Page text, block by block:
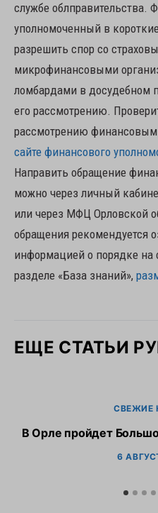
службе облправительства.
уполномоченный в
разрешить спор со
микрофинансовыми
ломбардами в досудебном
его рассмотрению.
рассмотрению
сайте финансового
Направить обращение
можно через личный
или через МФЦ Орловской
обращения рекомендуется
информацией о порядке на
разделе «База знаний»,
ЕЩЕ СТАТЬИ
СВЕЖИЕ
В Орле пройдет
6